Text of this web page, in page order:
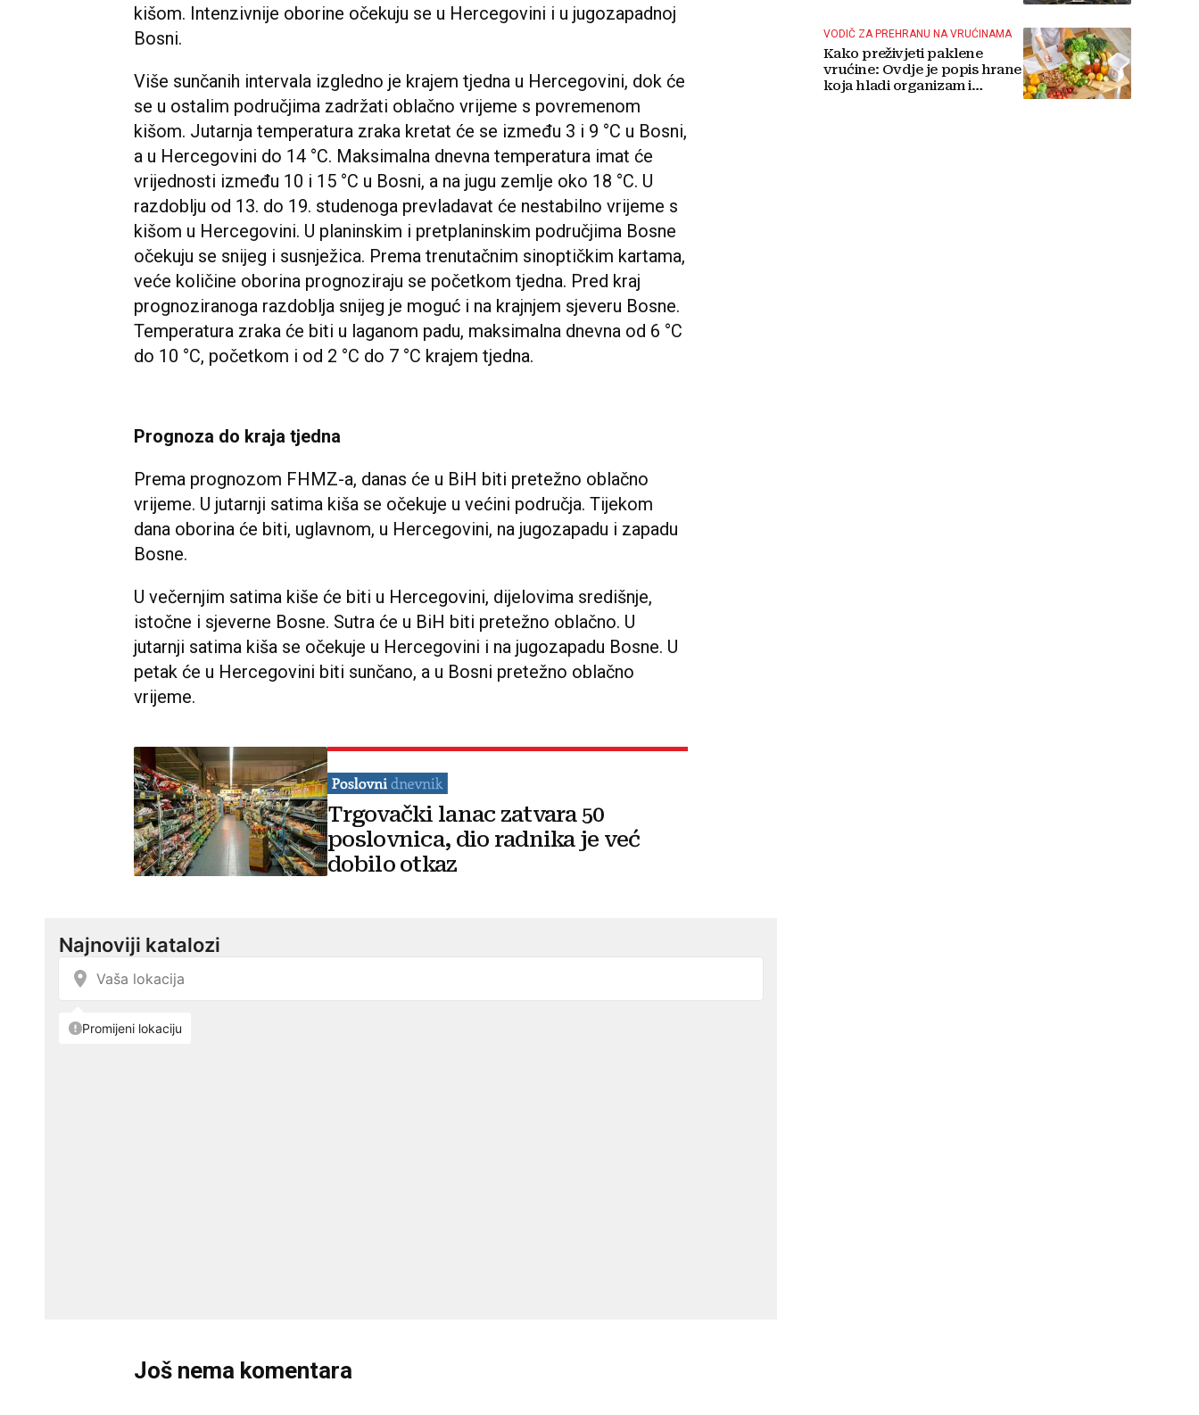
kišom. Intenzivnije oborine očekuju se u Hercegovini i u jugozapadnoj
Bosni.
Više sunčanih intervala izgledno je krajem tjedna u Hercegovini, dok će
se u ostalim područjima zadržati oblačno vrijeme s povremenom
kišom. Jutarnja temperatura zraka kretat će se između 3 i 9 °C u Bosni,
a u Hercegovini do 14 °C. Maksimalna dnevna temperatura imat će
vrijednosti između 10 i 15 °C u Bosni, a na jugu zemlje oko 18 °C. U
razdoblju od 13. do 19. studenoga prevladavat će nestabilno vrijeme s
kišom u Hercegovini. U planinskim i pretplaninskim područjima Bosne
očekuju se snijeg i susnježica. Prema trenutačnim sinoptičkim kartama,
veće količine oborina prognoziraju se početkom tjedna. Pred kraj
prognoziranoga razdoblja snijeg je moguć i na krajnjem sjeveru Bosne.
Temperatura zraka će biti u laganom padu, maksimalna dnevna od 6 °C
do 10 °C, početkom i od 2 °C do 7 °C krajem tjedna.
Prognoza do kraja tjedna
Prema prognozom FHMZ-a, danas će u BiH biti pretežno oblačno
vrijeme. U jutarnji satima kiša se očekuje u većini područja. Tijekom
dana oborina će biti, uglavnom, u Hercegovini, na jugozapadu i zapadu
Bosne.
U večernjim satima kiše će biti u Hercegovini, dijelovima središnje,
istočne i sjeverne Bosne. Sutra će u BiH biti pretežno oblačno. U
jutarnji satima kiša se očekuje u Hercegovini i na jugozapadu Bosne. U
petak će u Hercegovini biti sunčano, a u Bosni pretežno oblačno
vrijeme.
Trgovački lanac zatvara 50
poslovnica, dio radnika je već
dobilo otkaz
Još nema komentara
VODIČ ZA PREHRANU NA VRUĆINAMA
Kako preživjeti paklene
vrućine: Ovdje je popis hrane
koja hladi organizam i